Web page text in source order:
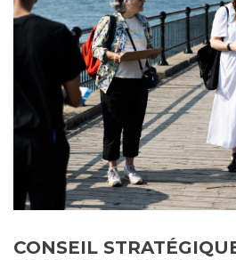
CONSEIL